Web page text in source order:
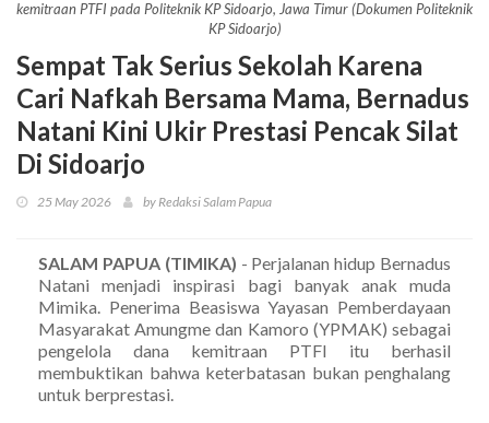
kemitraan PTFI pada Politeknik KP Sidoarjo, Jawa Timur (Dokumen Politeknik
KP Sidoarjo)
Sempat Tak Serius Sekolah Karena
Cari Nafkah Bersama Mama, Bernadus
Natani Kini Ukir Prestasi Pencak Silat
Di Sidoarjo
25 May 2026 by Redaksi Salam Papua
SALAM PAPUA (TIMIKA) - Perjalanan hidup Bernadus
Natani menjadi inspirasi bagi banyak anak muda
Mimika. Penerima Beasiswa Yayasan Pemberdayaan
Masyarakat Amungme dan Kamoro (YPMAK) sebagai
pengelola dana kemitraan PTFI itu berhasil
membuktikan bahwa keterbatasan bukan penghalang
untuk berprestasi.